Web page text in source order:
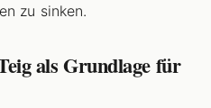
zu sinken.
als Grundlage für